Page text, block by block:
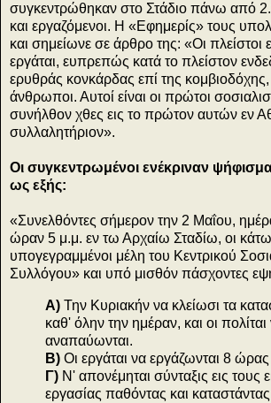
συγκεντρώθηκαν στο Στάδιο πάνω από
και εργαζόμενοι. Η «Εφημερίς» τους
και σημείωνε σε άρθρο της: «Οι
εργάται, ευπρεπώς κατά το πλείστον
ερυθράς κονκάρδας επί της
άνθρωποι. Αυτοί είναι οι πρώτοι
συνήλθον χθες εις το πρώτον αυτών εν
συλλαλητήριον».
Οι συγκεντρωμένοι ενέκριναν
ως εξής:
«Συνελθόντες σήμερον την 2 Μαΐου,
ώραν 5 μ.μ. εν τω Αρχαίω Σταδίω, οι
υπογεγραμμένοι μέλη του Κεντρικού
Συλλόγου» και υπό μισθόν πάσχοντες
Α) Την Κυριακήν να κλείωσι τα
καθ' όλην την ημέραν, και οι πολίται
αναπαύωνται.
Β) Οι εργάται να εργάζωνται 8
Γ) Ν' απονέμηται σύνταξις εις τους
εργασίας παθόντας και